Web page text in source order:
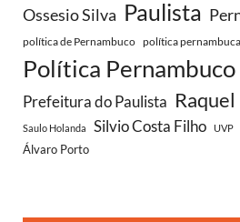
Ossesio Silva Paulista
política de Pernambuco política
Política Pernambuco
Prefeitura do Paulista Raquel
Saulo Holanda Silvio Costa Filho UVP
Álvaro Porto